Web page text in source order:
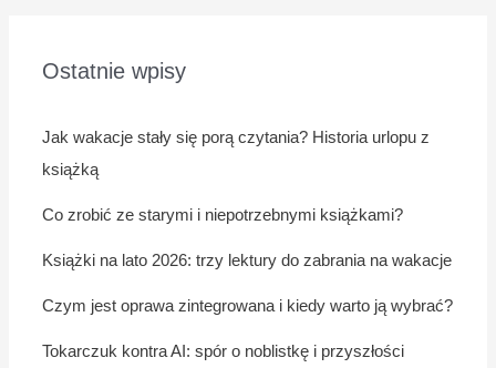
Ostatnie wpisy
Jak wakacje stały się porą czytania? Historia urlopu z
książką
Co zrobić ze starymi i niepotrzebnymi książkami?
Książki na lato 2026: trzy lektury do zabrania na wakacje
Czym jest oprawa zintegrowana i kiedy warto ją wybrać?
Tokarczuk kontra AI: spór o noblistkę i przyszłości